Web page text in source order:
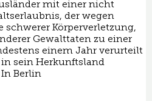
mit einer nicht
der wegen
schwerer Körperverletzung,
Gewalttaten zu einer
einem Jahr verurteilt
sein Herkunftsland
Berlin